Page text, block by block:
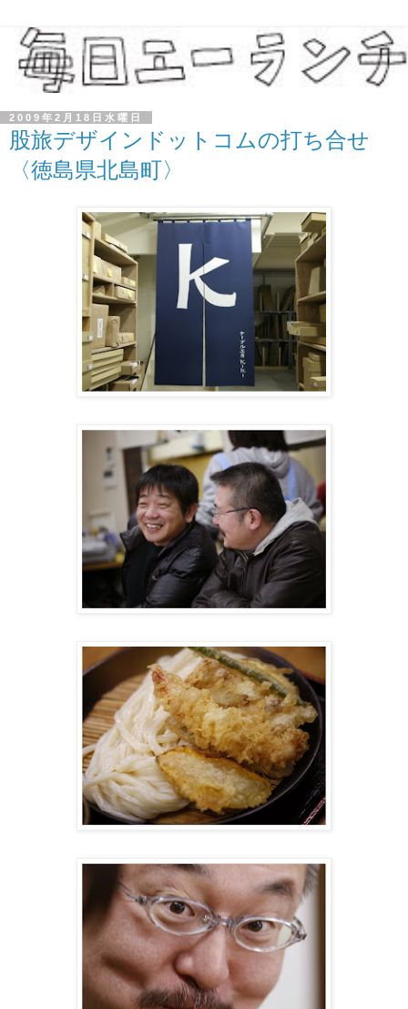
2009年2月18日水曜日
股旅デザインドットコムの打ち合せ
〈徳島県北島町〉